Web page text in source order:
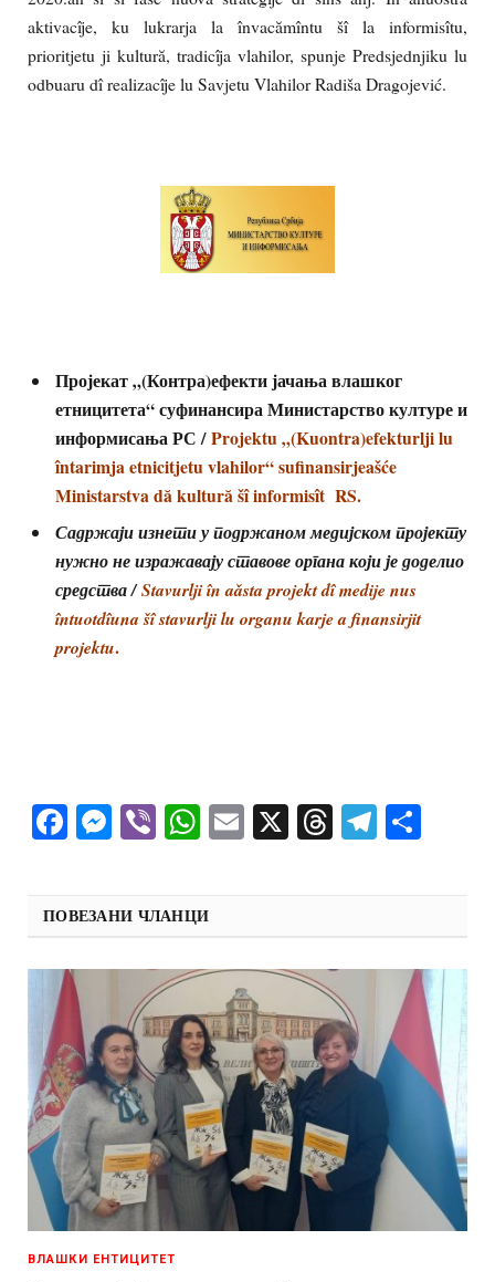
aktivacîje, ku lukrarja la învacămîntu šî la informisîtu,
prioritjetu ji kultură, tradicîja vlahilor, spunje Predsjednjiku lu
odbuaru dî realizacîje lu Savjetu Vlahilor Radiša Dragojević.
Пројекат „(Контра)ефекти јачања влашког
етницитета“ суфинансира Министарство културе и
информисања РС /Projektu „(Kuontra)efekturlji lu
întarimja etnicitjetu vlahilor“sufinansirjeašće
Ministarstva dă kultură šî informisît RS.
Садржаји изнети у подржаном медијском пројекту
нужно не изражавају ставове органа који је доделио
средства /Stavurlji în aǎsta projekt dî medije nus
întuotdîuna šî stavurlji lu organu karje a finansirjit
projektu.
Facebook
Messenger
ViberWhatsApp
Email
X Threads
ПОВЕЗАНИ ЧЛАНЦИ
ВЛАШКИ ЕНТИЦИТЕТ